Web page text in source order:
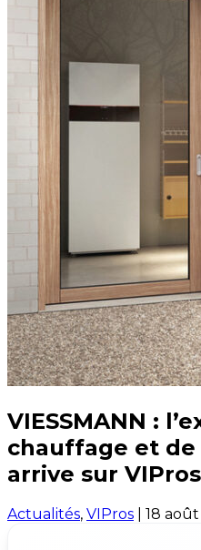
VIESSMANN :
chauffage et
arrive sur
Actualités, VIPros 18